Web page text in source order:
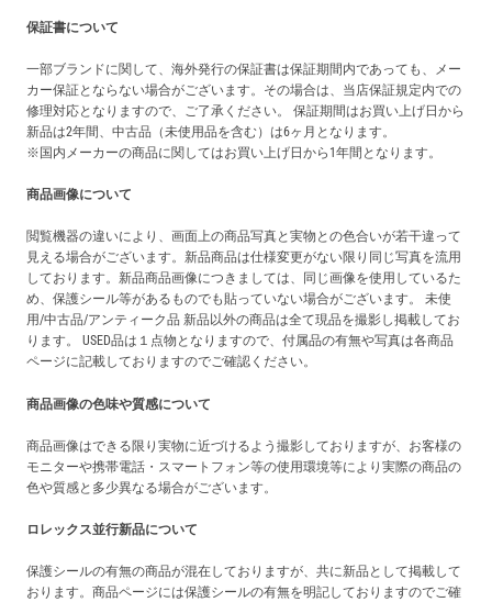
保証書について
一部ブランドに関して、海外発行の保証書は保証期間内であっても、メー
カー保証とならない場合がございます。その場合は、当店保証規定内での
修理対応となりますので、ご了承ください。 保証期間はお買い上げ日から
新品は2年間、中古品（未使用品を含む）は6ヶ月となります。
※国内メーカーの商品に関してはお買い上げ日から1年間となります。
商品画像について
閲覧機器の違いにより、画面上の商品写真と実物との色合いが若干違って
見える場合がございます。新品商品は仕様変更がない限り同じ写真を流用
しております。新品商品画像につきましては、同じ画像を使用しているた
め、保護シール等があるものでも貼っていない場合がございます。 未使
用/中古品/アンティーク品 新品以外の商品は全て現品を撮影し掲載してお
ります。 USED品は１点物となりますので、付属品の有無や写真は各商品
ページに記載しておりますのでご確認ください。
商品画像の色味や質感について
商品画像はできる限り実物に近づけるよう撮影しておりますが、お客様の
モニターや携帯電話・スマートフォン等の使用環境等により実際の商品の
色や質感と多少異なる場合がございます。
ロレックス並行新品について
保護シールの有無の商品が混在しておりますが、共に新品として掲載して
おります。商品ページには保護シールの有無を明記しておりますのでご確